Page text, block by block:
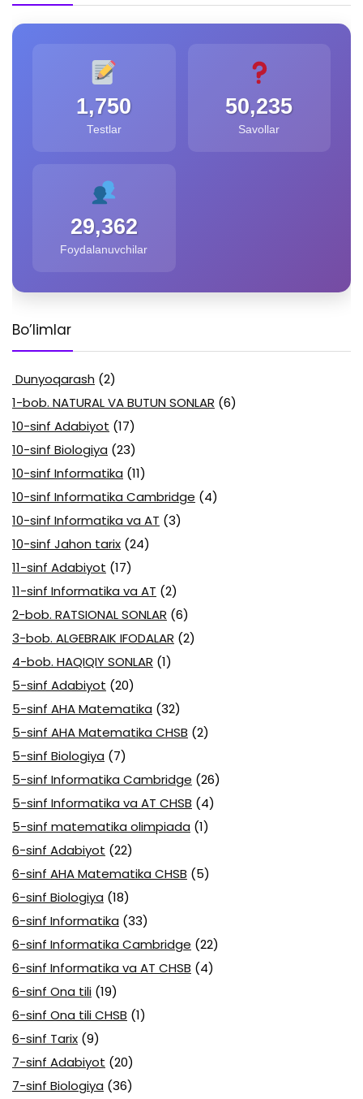
1,750
Testlar
50,235
Savollar
29,362
Foydalanuvchilar
Bo’limlar
Dunyoqarash (2)
1-bob. NATURAL VA BUTUN SONLAR (6)
10-sinf Adabiyot (17)
10-sinf Biologiya (23)
10-sinf Informatika (11)
10-sinf Informatika Cambridge (4)
10-sinf Informatika va AT (3)
10-sinf Jahon tarix (24)
11-sinf Adabiyot (17)
11-sinf Informatika va AT (2)
2-bob. RATSIONAL SONLAR (6)
3-bob. ALGEBRAIK IFODALAR (2)
4-bob. HAQIQIY SONLAR (1)
5-sinf Adabiyot (20)
5-sinf AHA Matematika (32)
5-sinf AHA Matematika CHSB (2)
5-sinf Biologiya (7)
5-sinf Informatika Cambridge (26)
5-sinf Informatika va AT CHSB (4)
5-sinf matematika olimpiada (1)
6-sinf Adabiyot (22)
6-sinf AHA Matematika CHSB (5)
6-sinf Biologiya (18)
6-sinf Informatika (33)
6-sinf Informatika Cambridge (22)
6-sinf Informatika va AT CHSB (4)
6-sinf Ona tili (19)
6-sinf Ona tili CHSB (1)
6-sinf Tarix (9)
7-sinf Adabiyot (20)
7-sinf Biologiya (36)